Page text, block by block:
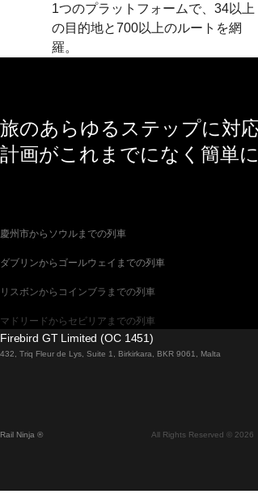
1つのプラットフォームで、34以上
の目的地と700以上のルートを網
羅。
旅のあらゆるステップに対
計画がこれまでになく簡単に
慶州市からソウルまでの列車
ダブリンからゴールウェイまでの列車
リスボンからコインブラまでの列車
マドリードからセビリアまでの列車
バルセロナからセビリアまでの列車
エディンバラからロンドンまでの列車
Firebird GT Limited (OC 1451)
432, Triq Fleur de Lys, Suite 1, Birkirkara, BKR 9061, Malta
Rail Ninja ® All Rights Reserved © 2026